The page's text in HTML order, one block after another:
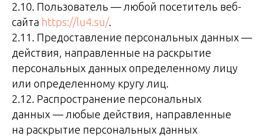
2.10. Пользователь — любой посетитель веб-
сайта https://lu4.su/.
2.11. Предоставление персональных данных —
действия, направленные на раскрытие
персональных данных определенному лицу
или определенному кругу лиц.
2.12. Распространение персональных
данных — любые действия, направленные
на раскрытие персональных данных